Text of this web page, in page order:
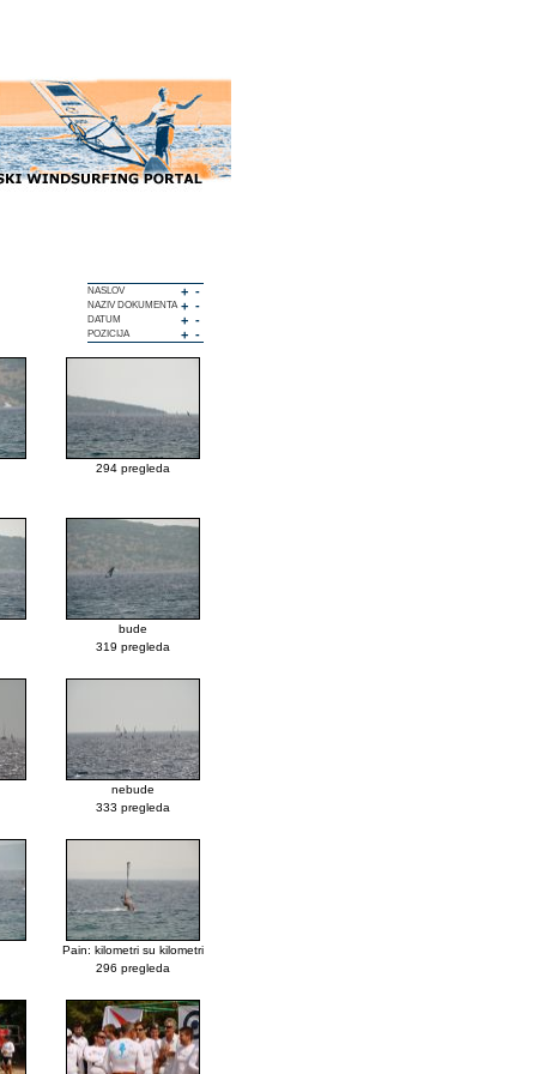
NASLOV + -
NAZIV DOKUMENTA+ -
DATUM + -
POZICIJA + -
294 pregleda
bude
319 pregleda
nebude
333 pregleda
Pain: kilometri su kilometri
296 pregleda